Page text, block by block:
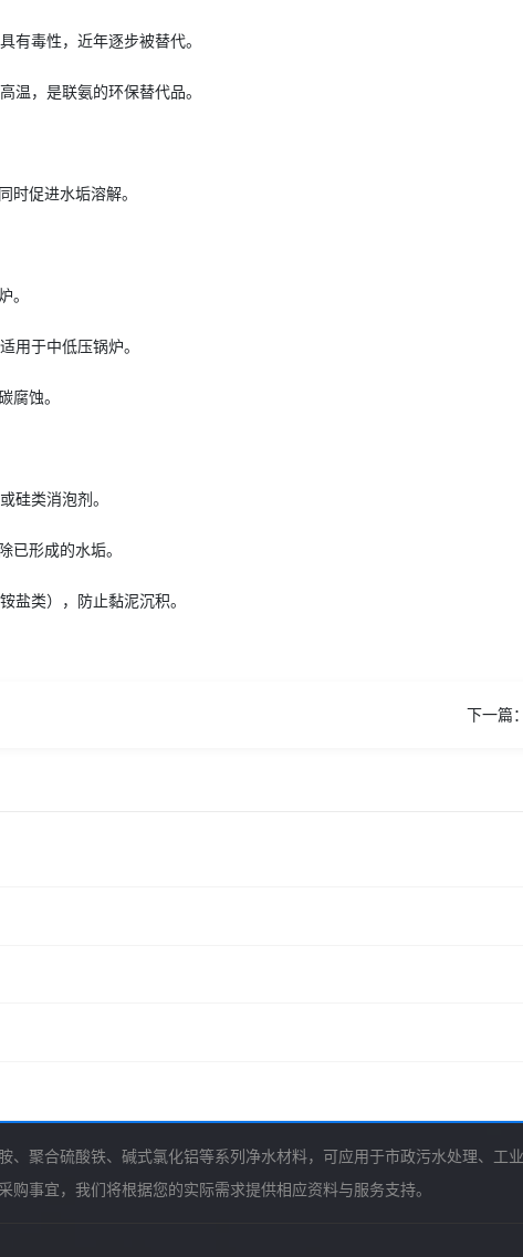
有毒性，近年逐步被替代。
温，是联氨的环保替代品。
时促进水垢溶解。
。
用于中低压锅炉。
腐蚀。
硅类消泡剂。
已形成的水垢。
盐类），防止黏泥沉积。
下一篇：
聚合硫酸铁、碱式氯化铝等系列净水材料，可应用于市政污水处理、工
事宜，我们将根据您的实际需求提供相应资料与服务支持。